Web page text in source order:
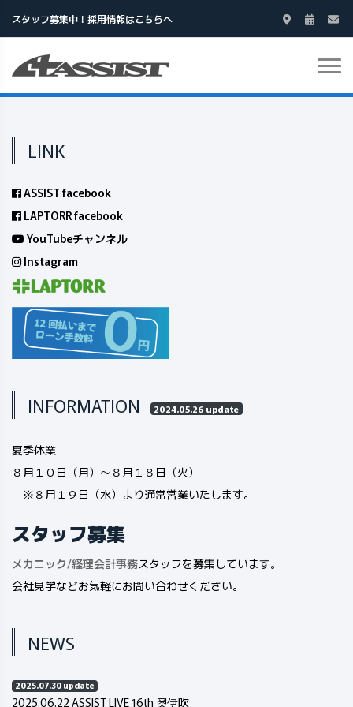
スタッフ募集中！採用情報はこちらへ
LINK
ASSIST facebook
LAPTORR facebook
YouTubeチャンネル
Instagram
INFORMATION 2024.05.26 update
夏季休業
８月１０日（月）～８月１８日（火）
※８月１９日（水）より通常営業いたします。
スタッフ募集
メカニック/経理会計事務スタッフを募集しています。
会社見学などお気軽にお問い合わせください。
NEWS
2025.07.30 update
2025.06.22 ASSIST LIVE 16th 奥伊吹